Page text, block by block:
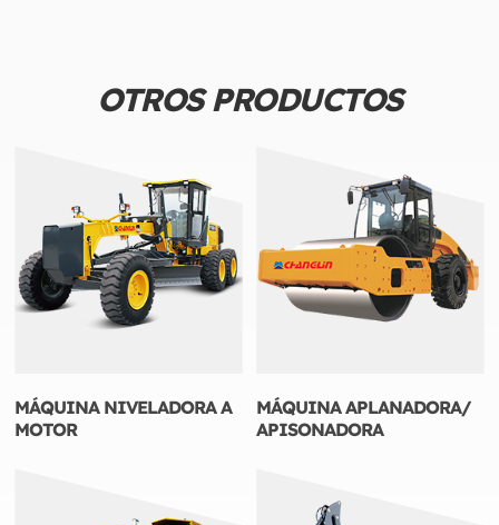
OTROS PRODUCTOS
MÁQUINA NIVELADORA A
MOTOR
MÁQUINA APLANADORA/
APISONADORA